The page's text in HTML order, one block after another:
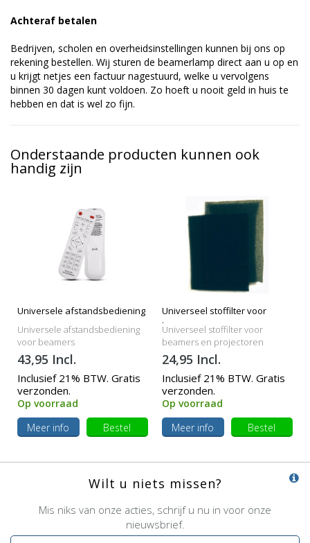
Achteraf betalen
Bedrijven, scholen en overheidsinstellingen kunnen bij ons op
rekening bestellen. Wij sturen de beamerlamp direct aan u op en
u krijgt netjes een factuur nagestuurd, welke u vervolgens
binnen 30 dagen kunt voldoen. Zo hoeft u nooit geld in huis te
hebben en dat is wel zo fijn.
Onderstaande producten kunnen ook
handig zijn
Universele afstandsbediening
Universele afstandsbediening
voor beamers
43,95 Incl.
Inclusief 21% BTW. Gratis
verzonden.
Op voorraad
Meer info
Bestel
Universeel stoffilter voor
beamers
Universeel stoffilter voor
beamers en projectoren
24,95 Incl.
Inclusief 21% BTW. Gratis
verzonden.
Op voorraad
Meer info
Bestel
Wilt u niets missen?
Mis niks van onze acties, schrijf u nu in voor onze
nieuwsbrief.